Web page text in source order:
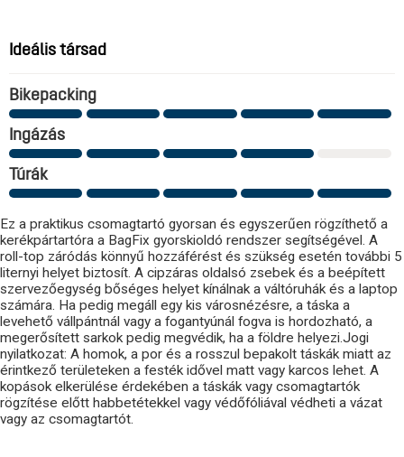
Ez a praktikus csomagtartó gyorsan és egyszerűen rögzíthető a
kerékpártartóra a BagFix gyorskioldó rendszer segítségével. A
roll-top záródás könnyű hozzáférést és szükség esetén további 5
liternyi helyet biztosít. A cipzáras oldalsó zsebek és a beépített
szervezőegység bőséges helyet kínálnak a váltóruhák és a laptop
számára. Ha pedig megáll egy kis városnézésre, a táska a
levehető vállpántnál vagy a fogantyúnál fogva is hordozható, a
megerősített sarkok pedig megvédik, ha a földre helyezi.Jogi
nyilatkozat: A homok, a por és a rosszul bepakolt táskák miatt az
érintkező területeken a festék idővel matt vagy karcos lehet. A
kopások elkerülése érdekében a táskák vagy csomagtartók
rögzítése előtt habbetétekkel vagy védőfóliával védheti a vázat
vagy az csomagtartót.
Ideális társad
Bikepacking
Ingázás
Túrák